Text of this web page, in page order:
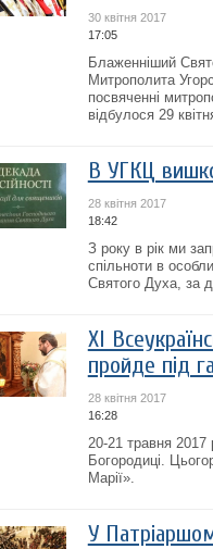
30 квітня 2017
17:05
Блаженніший
Митрополита
посвяченні
відбулося 29
В УГКЦ
28 квітня 2017
18:42
З року в рік ми
спільноти в
Святого Духа, за
ХІ
пройде під
28 квітня 2017
16:28
20-21 травня 2017
Богородиці.
Марії».
У